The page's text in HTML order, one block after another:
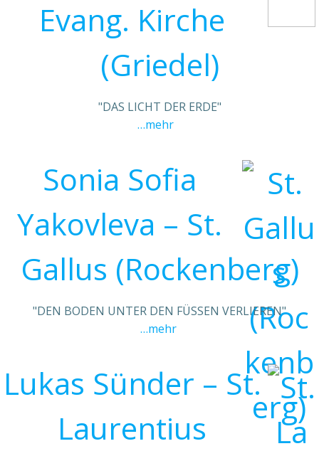
Evang. Kirche
(Griedel)
"DAS LICHT DER ERDE"
…mehr
Sonia Sofia
Yakovleva – St.
Gallus (Rockenberg)
"DEN BODEN UNTER DEN FÜSSEN VERLIEREN"
…mehr
Lukas Sünder – St.
Laurentius